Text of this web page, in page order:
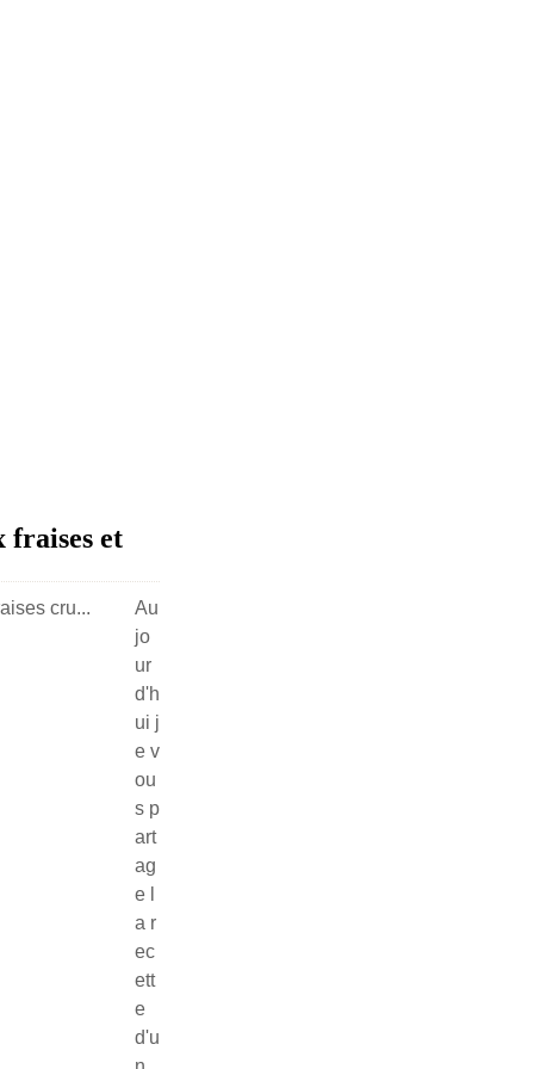
fraises et
Au
jo
ur
d'h
ui j
e v
ou
s p
art
ag
e l
a r
ec
ett
e
d'u